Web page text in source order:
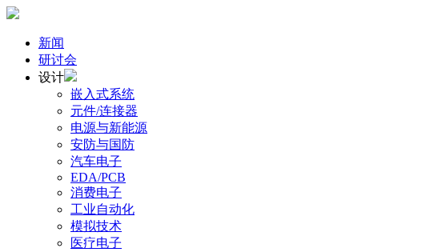
新闻
研讨会
设计
嵌入式系统
元件/连接器
电源与新能源
安防与国防
汽车电子
EDA/PCB
消费电子
工业自动化
模拟技术
医疗电子